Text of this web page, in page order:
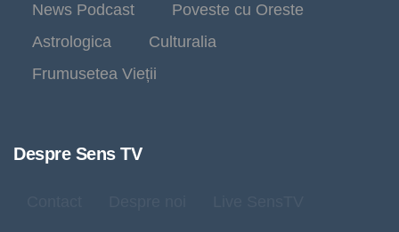
News Podcast
Poveste cu Oreste
Astrologica
Culturalia
Frumusetea Vieții
Despre Sens TV